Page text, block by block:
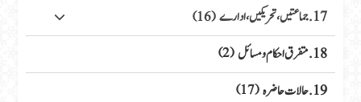
17. جماعتیں، تحریکیں، ادارے (16)
18. متفرق احکام ومسائل (2)
19. حالات حاضرہ (17)